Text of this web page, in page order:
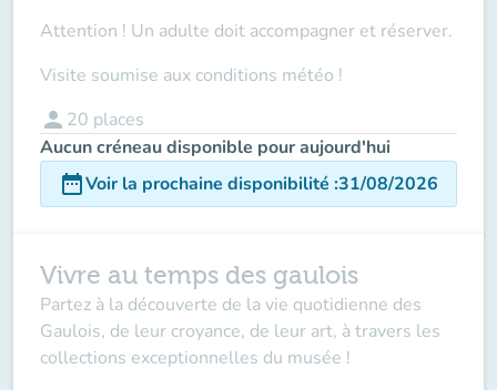
Attention ! Un adulte doit accompagner et réserver.
Visite soumise aux conditions météo !
person 20 places
Aucun créneau disponible pour aujourd'hui
date_rangeVoir la prochaine disponibilité :31/08/2026
Vivre au temps des gaulois
Partez à la découverte de la vie quotidienne des
Gaulois, de leur croyance, de leur art, à travers les
collections exceptionnelles du musée !